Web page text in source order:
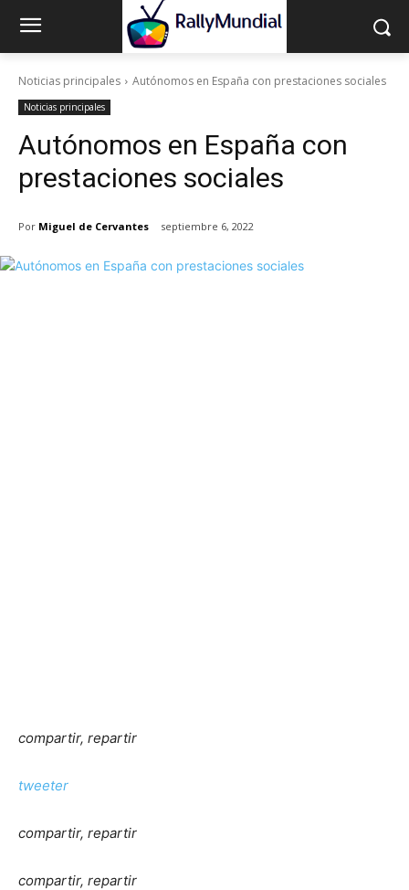
Noticias principales Autónomos en España con prestaciones sociales
Noticias principales
Autónomos en España con
prestaciones sociales
Por Miguel de Cervantes septiembre 6, 2022
compartir, repartir
tweeter
compartir, repartir
compartir, repartir